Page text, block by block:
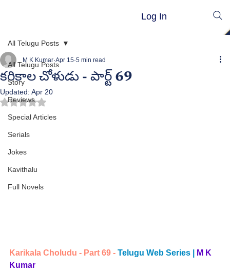
Log In
All Telugu Posts
Story
Reviews
Special Articles
Serials
Jokes
Kavithalu
Full Novels
All Telugu Posts
కరికాల చోళుడు - పార్ట్ 69
M K Kumar Apr 15 5 min read
Updated: Apr 20
Rated NaN out of 5 stars.
Karikala Choludu - Part 69 - Telugu Web Series |
M K
Kumar